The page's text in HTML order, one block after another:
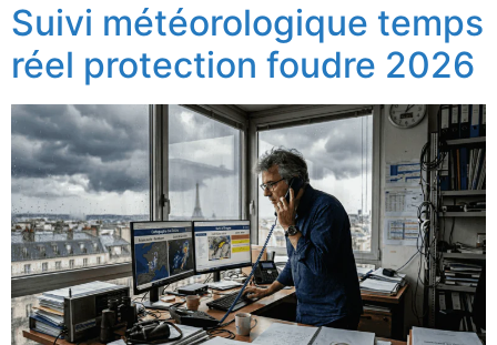
Suivi météorologique temps
réel protection foudre 2026